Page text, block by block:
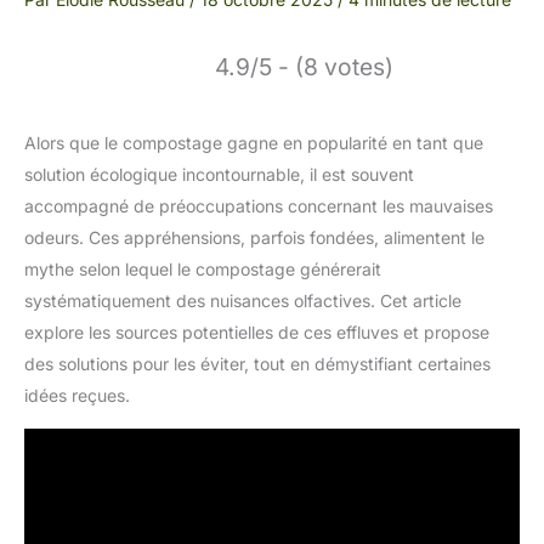
4.9/5 - (8 votes)
Alors que le compostage gagne en popularité en tant que
solution écologique incontournable, il est souvent
accompagné de préoccupations concernant les mauvaises
odeurs. Ces appréhensions, parfois fondées, alimentent le
mythe selon lequel le compostage générerait
systématiquement des nuisances olfactives. Cet article
explore les sources potentielles de ces effluves et propose
des solutions pour les éviter, tout en démystifiant certaines
idées reçues.